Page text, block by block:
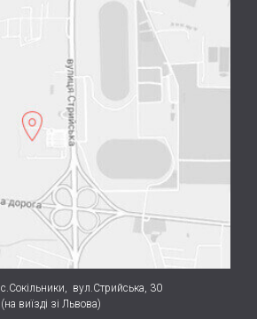
с.Сокільники, вул.Стрийська, 30
(на виїзді зі Львова)